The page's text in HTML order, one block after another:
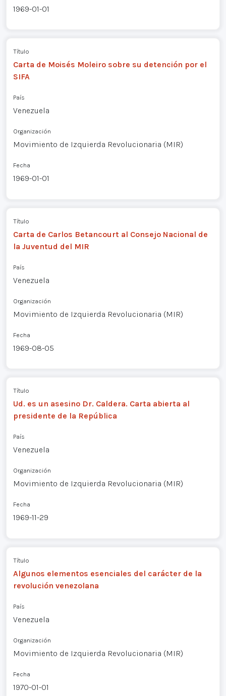
1969-01-01
Título
Carta de Moisés Moleiro sobre su detención por el
SIFA
País
Venezuela
Organización
Movimiento de Izquierda Revolucionaria (MIR)
Fecha
1969-01-01
Título
Carta de Carlos Betancourt al Consejo Nacional de
la Juventud del MIR
País
Venezuela
Organización
Movimiento de Izquierda Revolucionaria (MIR)
Fecha
1969-08-05
Título
Ud. es un asesino Dr. Caldera. Carta abierta al
presidente de la República
País
Venezuela
Organización
Movimiento de Izquierda Revolucionaria (MIR)
Fecha
1969-11-29
Título
Algunos elementos esenciales del carácter de la
revolución venezolana
País
Venezuela
Organización
Movimiento de Izquierda Revolucionaria (MIR)
Fecha
1970-01-01